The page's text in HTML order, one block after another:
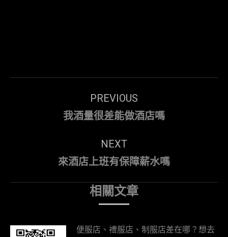
navigation
PREVIOUS
Previous
我酒量很差能做酒店嗎
NEXT
Next
來酒店上班有保障薪水嗎
相關文章
便服店、禮服店、制服店差在哪？想去